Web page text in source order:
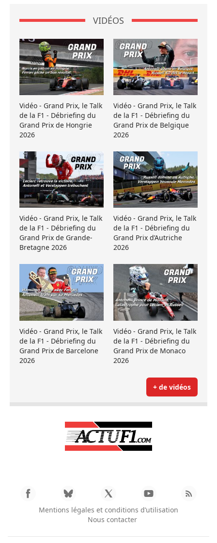
VIDÉOS
Vidéo - Grand Prix, le Talk
de la F1 - Débriefing du
Grand Prix de Hongrie
2026
Vidéo - Grand Prix, le Talk
de la F1 - Débriefing du
Grand Prix de Belgique
2026
Vidéo - Grand Prix, le Talk
de la F1 - Débriefing du
Grand Prix de Grande-
Bretagne 2026
Vidéo - Grand Prix, le Talk
de la F1 - Débriefing du
Grand Prix d’Autriche
2026
Vidéo - Grand Prix, le Talk
de la F1 - Débriefing du
Grand Prix de Barcelone
2026
Vidéo - Grand Prix, le Talk
de la F1 - Débriefing du
Grand Prix de Monaco
2026
+ de vidéos
Mentions légales et conditions d’utilisation
Nous contacter